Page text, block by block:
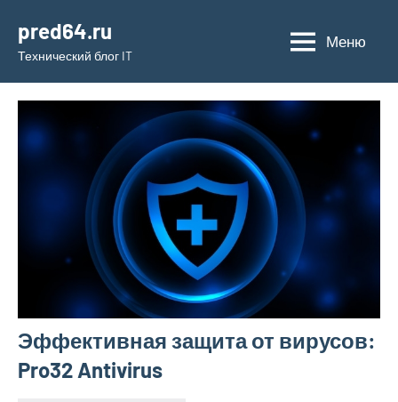
содержимому
pred64.ru
Технический блог IT
Меню
Эффективная защита от вирусов:
Pro32 Antivirus